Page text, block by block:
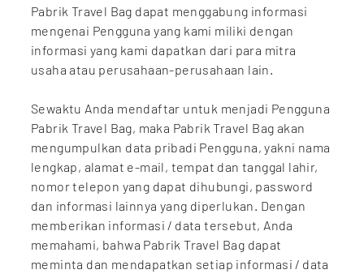
Pabrik Travel Bag dapat menggabung informasi
mengenai Pengguna yang kami miliki dengan
informasi yang kami dapatkan dari para mitra
usaha atau perusahaan-perusahaan lain.
Sewaktu Anda mendaftar untuk menjadi Pengguna
Pabrik Travel Bag, maka Pabrik Travel Bag akan
mengumpulkan data pribadi Pengguna, yakni nama
lengkap, alamat e-mail, tempat dan tanggal lahir,
nomor telepon yang dapat dihubungi, password
dan informasi lainnya yang diperlukan. Dengan
memberikan informasi / data tersebut, Anda
memahami, bahwa Pabrik Travel Bag dapat
meminta dan mendapatkan setiap informasi / data